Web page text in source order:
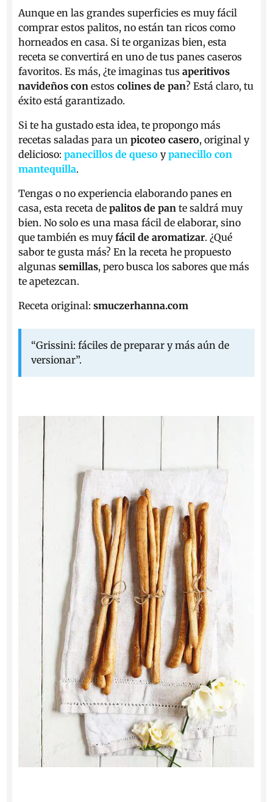
Aunque en las grandes superficies es muy fácil
comprar estos palitos, no están tan ricos como
horneados en casa. Si te organizas bien, esta
receta se convertirá en uno de tus panes caseros
favoritos. Es más, ¿te imaginas tusaperitivos
navideños conestos colines de pan? Está claro, tu
éxito está garantizado.
Si te ha gustado esta idea, te propongo más
recetas saladas para unpicoteo casero, original y
delicioso:panecillos de queso ypanecillo con
mantequilla.
Tengas o no experiencia elaborando panes en
casa, esta receta depalitos de pan te saldrá muy
bien. No solo es una masa fácil de elaborar, sino
que también es muyfácil de aromatizar. ¿Qué
sabor te gusta más? En la receta he propuesto
algunassemillas, pero busca los sabores que más
te apetezcan.
Receta original:smuczerhanna.com
“Grissini: fáciles de preparar y más aún de
versionar”.